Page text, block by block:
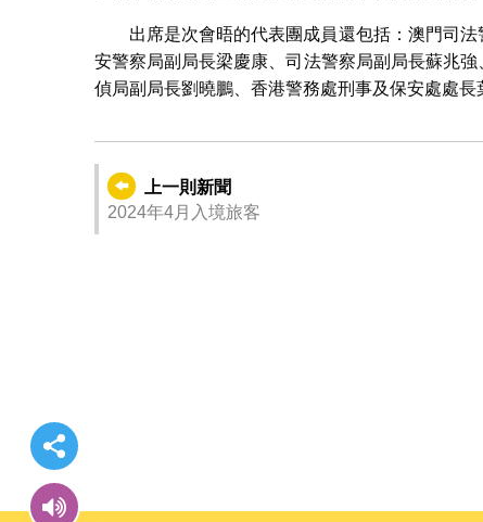
出席是次會晤的代表團成員還包括：澳門司
安警察局副局長梁慶康、司法警察局副局長蘇兆
偵局副局長劉曉鵬、香港警務處刑事及保安處處長
上一則新聞
2024年4月入境旅客